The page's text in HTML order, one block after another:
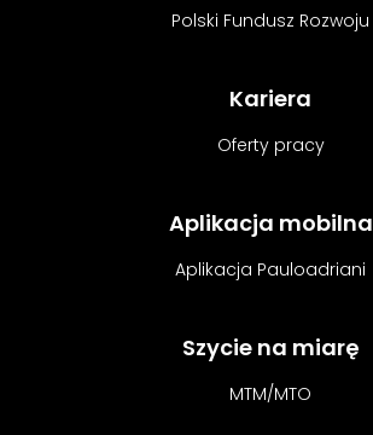
Polski Fundusz Rozwoju
Kariera
Oferty pracy
Aplikacja mobilna
Aplikacja Pauloadriani
Szycie na miarę
MTM/MTO